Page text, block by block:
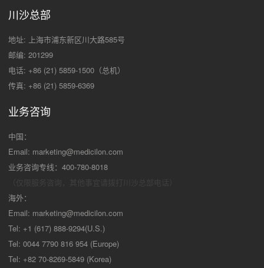
川沙总部
地址: 上海市浦东新区川大路585号
邮编: 201299
电话: +86 (21) 5859-1500（总机）
传真: +86 (21) 5859-6369
业务咨询
中国：
Email: marketing@medicilon.com
业务咨询专线：400-780-8018
海外：
Email: marketing@medicilon.com
Tel: +1 (617) 888-9294(U.S.)
Tel: 0044 7790 816 954 (Europe)
Tel: +82 70-8269-5849 (Korea)